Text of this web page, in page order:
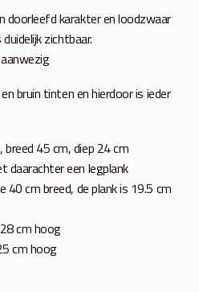
doorleefd karakter en loodzwaar
zichtbaar.
bruin tinten en hierdoor is ieder
45 cm, diep 24 cm
daarachter een legplank
40 cm breed, de plank is 19.5 cm
cm hoog
cm hoog